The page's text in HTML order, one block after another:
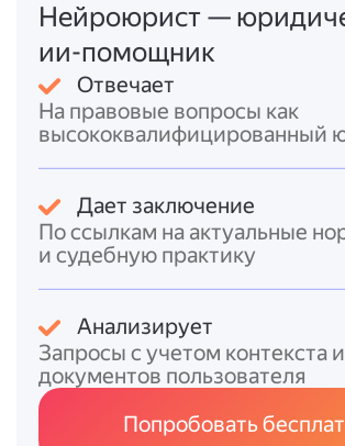
работодателя в письменной
дня (ч. 4 ст. 71 ТК РФ).
Судебная практика
право оценки результатов
принадлежит работодателю.
работодатель обязан доказать
законного основания для
соблюдение установленного
Постановления Пленума ВС РФ от
уведомления или не указание
увольнения) может стать
восстановления работника на
Итоговый ответ
Нейроюрист —
ии-помощник
Отвечает
На правовые вопросы как
высококвалифицированный
Дает заключение
По ссылкам на актуальные
и судебную практику
Анализирует
Запросы с учетом контекста
документов пользователя
Попробовать